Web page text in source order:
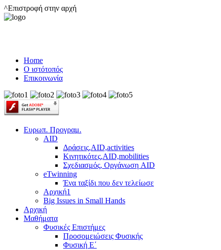
^Επιστροφή στην αρχή
Home
Ο ιστότοπός
Επικοινωνία
Ευρωπ. Προγραμ.
AID
Δράσεις,AID,activities
Κινητικότες,AID,mobilities
Σχεδιασμός, Οργάνωση AID
eTwinning
Ένα ταξίδι που δεν τελείωσε
Αρχική1
Big Issues in Small Hands
Αρχική
Μαθήματα
Φυσικές Επιστήμες
Προσομειώσεις Φυσικής
Φυσική Ε΄